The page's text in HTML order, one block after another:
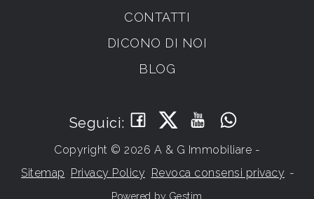
CONTATTI
DICONO DI NOI
BLOG
Seguici:
Copyright © 2026 A & G Immobiliare -
Sitemap Privacy Policy Revoca consensi privacy -
Powered by Gestim